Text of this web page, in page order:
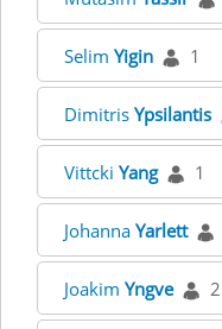
Selim Yigin 1
Dimitris Ypsilantis
Vittcki Yang 1
Johanna Yarlett
Joakim Yngve 2